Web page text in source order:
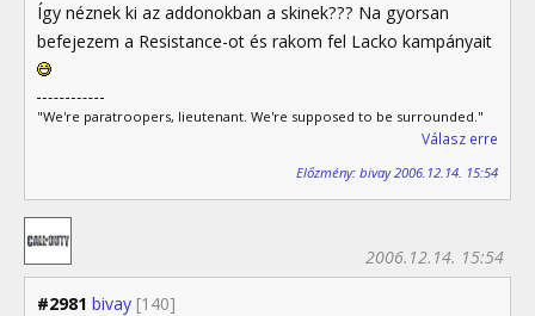
Így néznek ki az addonokban a skinek??? Na gyorsan
befejezem a Resistance-ot és rakom fel Lacko kampányait
"We're paratroopers, lieutenant. We're supposed to be surrounded."
Válasz erre
Előzmény: bivay 2006.12.14. 15:54
#2981 bivay [140]
2006.12.14. 15:54